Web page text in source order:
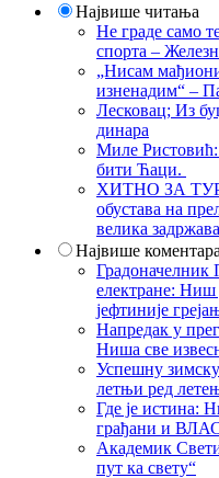
Највише читања
Не граде само
спорта –
„Нисам
изненадим“ –
Лесковац; Из
динара
Миле Ристовић:
бити Ћаци.
ХИТНО ЗА
обустава на
велика
Највише коментара
Градоначелник
електране: Ниш
јефтиније
Напредак у
Ниша све
Успешну
летњи ред
Где је истина:
грађани и
Академик
пут ка свету“